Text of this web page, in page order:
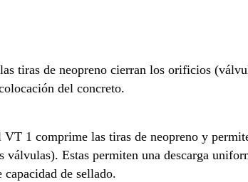
tiras de neopreno cierran los orificios
del concreto.
1 comprime las tiras de neopreno y
Estas permiten una descarga
de sellado.